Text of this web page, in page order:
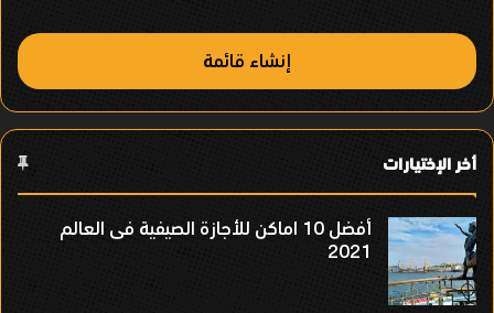
إنشاء قائمة
أخر الإختيارات
أفضل 10 اماكن للأجازة الصيفية فى العالم
2021